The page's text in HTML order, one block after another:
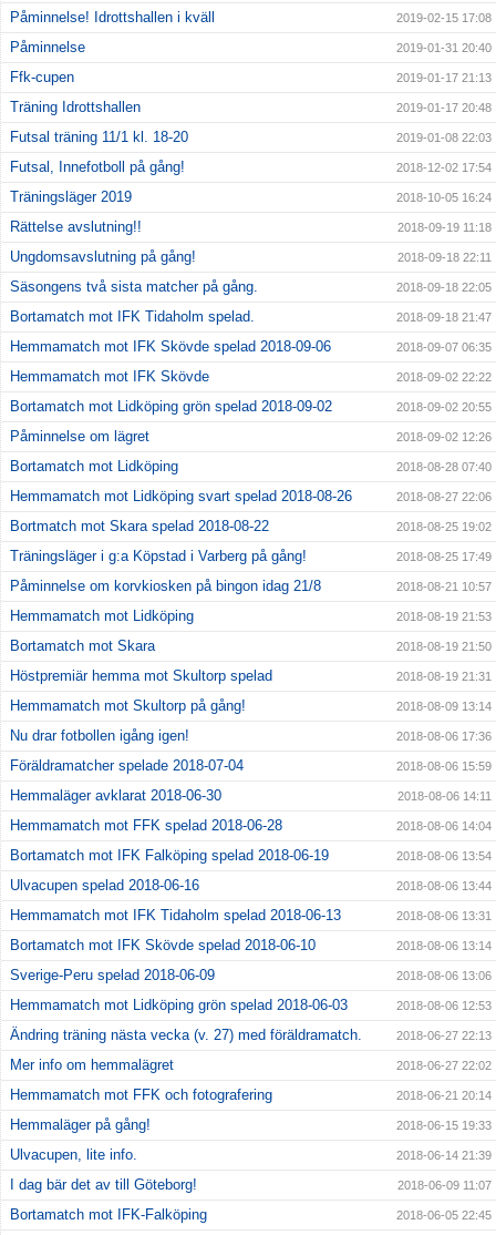
Påminnelse! Idrottshallen i kväll 2019-02-15 17:08
Påminnelse 2019-01-31 20:40
Ffk-cupen 2019-01-17 21:13
Träning Idrottshallen 2019-01-17 20:48
Futsal träning 11/1 kl. 18-20 2019-01-08 22:03
Futsal, Innefotboll på gång! 2018-12-02 17:54
Träningsläger 2019 2018-10-05 16:24
Rättelse avslutning!! 2018-09-19 11:18
Ungdomsavslutning på gång! 2018-09-18 22:11
Säsongens två sista matcher på gång. 2018-09-18 22:05
Bortamatch mot IFK Tidaholm spelad. 2018-09-18 21:47
Hemmamatch mot IFK Skövde spelad 2018-09-06 2018-09-07 06:35
Hemmamatch mot IFK Skövde 2018-09-02 22:22
Bortamatch mot Lidköping grön spelad 2018-09-02 2018-09-02 20:55
Påminnelse om lägret 2018-09-02 12:26
Bortamatch mot Lidköping 2018-08-28 07:40
Hemmamatch mot Lidköping svart spelad 2018-08-26 2018-08-27 22:06
Bortmatch mot Skara spelad 2018-08-22 2018-08-25 19:02
Träningsläger i g:a Köpstad i Varberg på gång! 2018-08-25 17:49
Påminnelse om korvkiosken på bingon idag 21/8 2018-08-21 10:57
Hemmamatch mot Lidköping 2018-08-19 21:53
Bortamatch mot Skara 2018-08-19 21:50
Höstpremiär hemma mot Skultorp spelad 2018-08-19 21:31
Hemmamatch mot Skultorp på gång! 2018-08-09 13:14
Nu drar fotbollen igång igen! 2018-08-06 17:36
Föräldramatcher spelade 2018-07-04 2018-08-06 15:59
Hemmaläger avklarat 2018-06-30 2018-08-06 14:11
Hemmamatch mot FFK spelad 2018-06-28 2018-08-06 14:04
Bortamatch mot IFK Falköping spelad 2018-06-19 2018-08-06 13:54
Ulvacupen spelad 2018-06-16 2018-08-06 13:44
Hemmamatch mot IFK Tidaholm spelad 2018-06-13 2018-08-06 13:31
Bortamatch mot IFK Skövde spelad 2018-06-10 2018-08-06 13:14
Sverige-Peru spelad 2018-06-09 2018-08-06 13:06
Hemmamatch mot Lidköping grön spelad 2018-06-03 2018-08-06 12:53
Ändring träning nästa vecka (v. 27) med föräldramatch. 2018-06-27 22:13
Mer info om hemmalägret 2018-06-27 22:02
Hemmamatch mot FFK och fotografering 2018-06-21 20:14
Hemmaläger på gång! 2018-06-15 19:33
Ulvacupen, lite info. 2018-06-14 21:39
I dag bär det av till Göteborg! 2018-06-09 11:07
Bortamatch mot IFK-Falköping 2018-06-05 22:45